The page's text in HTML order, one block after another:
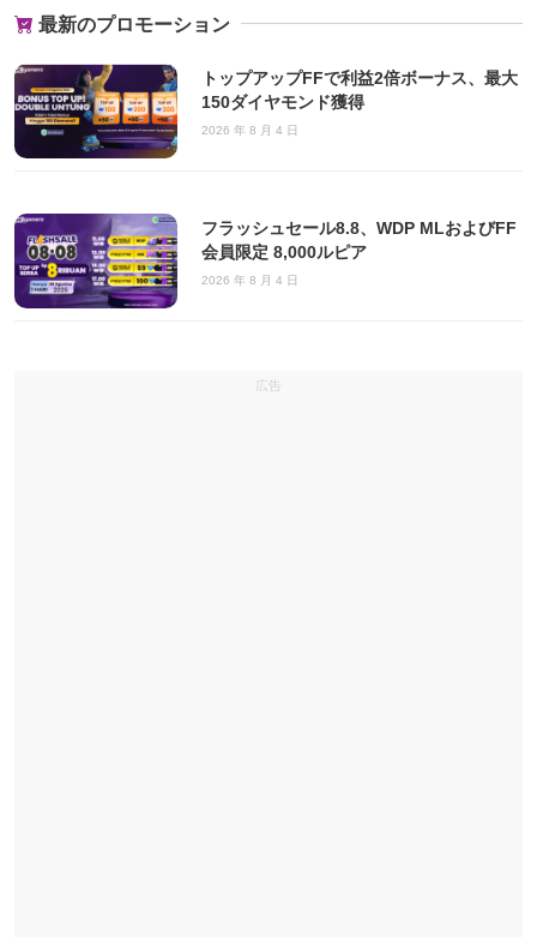
最新のプロモーション
トップアップFFで利益2倍ボーナス、最大
150ダイヤモンド獲得
2026 年 8 月 4 日
フラッシュセール8.8、WDP MLおよびFF
会員限定 8,000ルピア
2026 年 8 月 4 日
広告